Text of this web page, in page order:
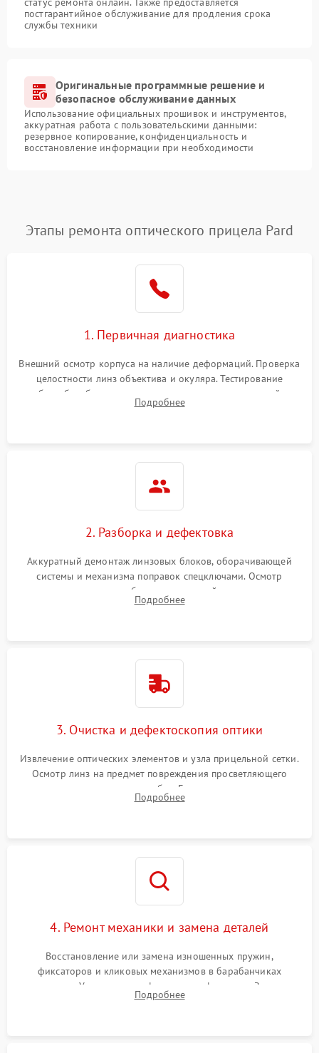
постгарантийное обслуживание для продления срока
службы техники
Оригинальные программные решение и
безопасное обслуживание данных
Использование официальных прошивок и инструментов,
аккуратная работа с пользовательскими данными:
резервное копирование, конфиденциальность и
восстановление информации при необходимости
Этапы ремонта оптического прицела Pard
1. Первичная диагностика
Внешний осмотр корпуса на наличие деформаций. Проверка
целостности линз объектива и окуляра. Тестирование
работы барабанчиков ввода поправок, кольца отстройки
параллакса и зума. Выявление сколов, внутренних
Подробнее
2. Разборка и дефектовка
Аккуратный демонтаж линзовых блоков, оборачивающей
системы и механизма поправок спецключами. Осмотр
внутренних резьбовых соединений, пружин и
уплотнительных колец. Поиск причин люфта, смещения
Подробнее
3. Очистка и дефектоскопия оптики
Извлечение оптических элементов и узла прицельной сетки.
Осмотр линз на предмет повреждения просветляющего
покрытия или появления грибка. Бережная очистка стекол
спецрастворами. Проверка целостности гравированной
Подробнее
4. Ремонт механики и замена деталей
Восстановление или замена изношенных пружин,
фиксаторов и кликовых механизмов в барабанчиках
поправок. Устранение люфтов в трансфокаторе. Замена
поврежденных линз, разбитой сетки или восстановление
Подробнее